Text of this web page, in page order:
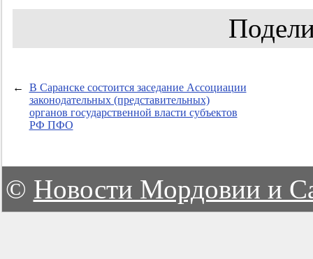
←
В Саранске состоится заседание Ассоциации
законодательных (представительных)
органов государственной власти субъектов
РФ ПФО
© Новости Мордовии и